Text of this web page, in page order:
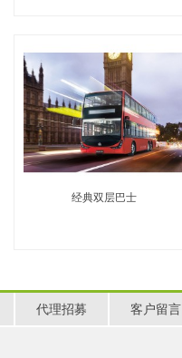
经典双层巴士
代理招募 客户留言